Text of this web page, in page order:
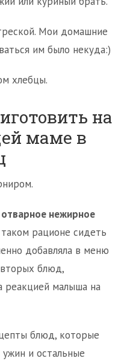
Мои домашние
им было некуда:)
хлебцы.
на
маме в
отварное нежирное
рационе сидеть
добавляла в меню
блюд,
реакцией малыша на
блюд, которые
ужин и остальные